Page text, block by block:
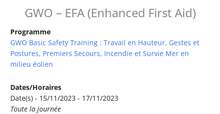
GWO – EFA (Enhanced First Aid)
Programme
GWO Basic Safety Training : Travail en Hauteur, Gestes et
Postures, Premiers Secours, Incendie et Survie Mer en
milieu éolien
Dates/Horaires
Date(s) - 15/11/2023 - 17/11/2023
Toute la journée